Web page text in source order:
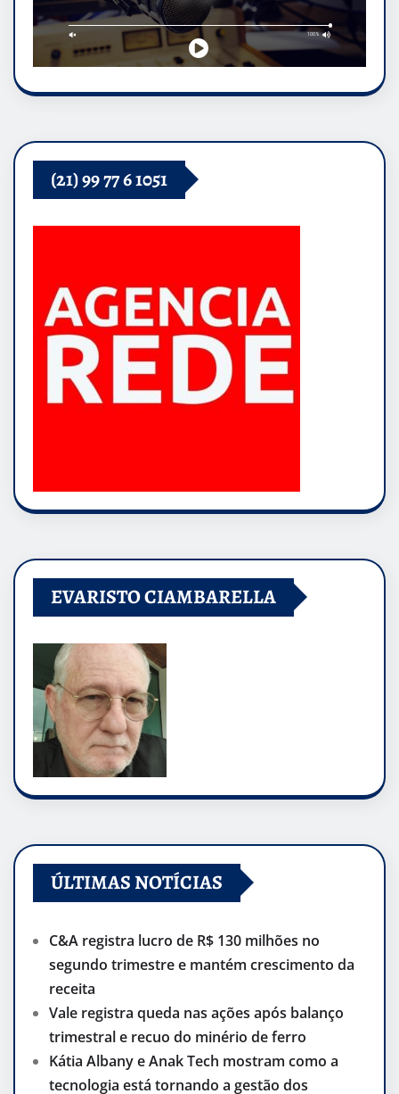
(21) 99 77 6 1051
EVARISTO CIAMBARELLA
ÚLTIMAS NOTÍCIAS
C&A registra lucro de R$ 130 milhões no
segundo trimestre e mantém crescimento da
receita
Vale registra queda nas ações após balanço
trimestral e recuo do minério de ferro
Kátia Albany e Anak Tech mostram como a
tecnologia está tornando a gestão dos